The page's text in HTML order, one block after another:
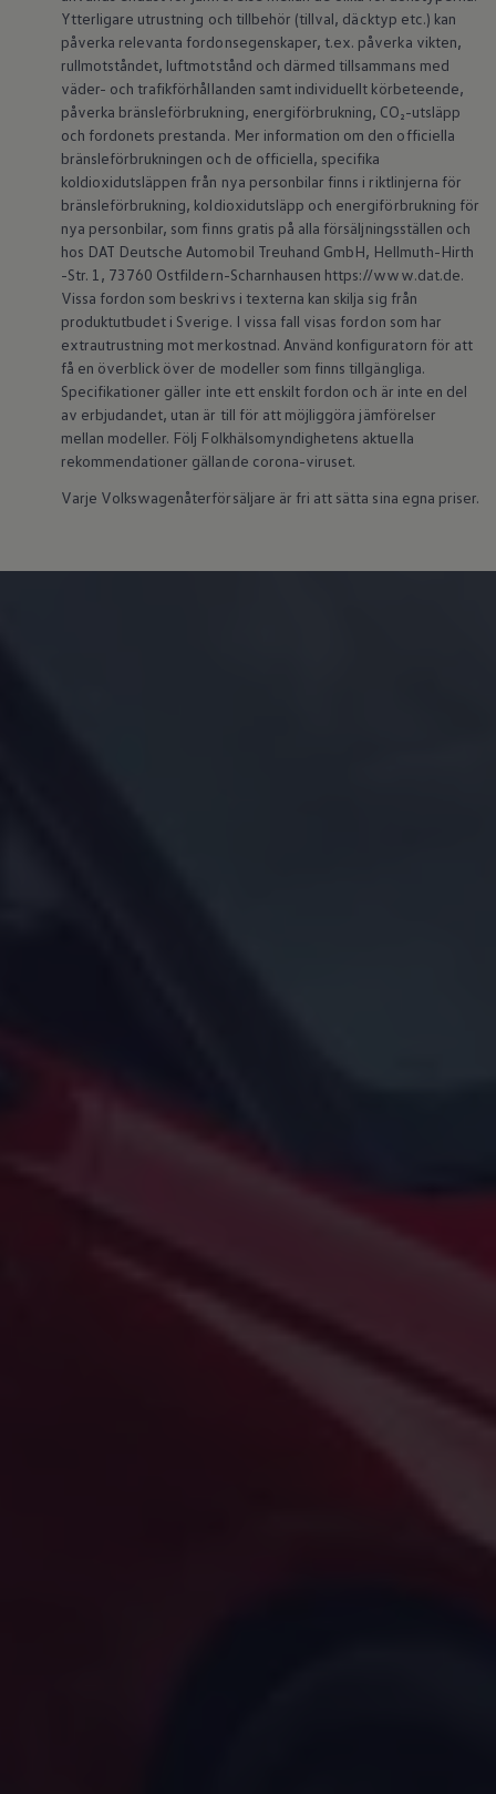
Business Lease
Företagsleasing
Personalbil
Bonus malus
TCO - Total ägandekostnad
Ordlista
Fleet Interface Data
Millån
Köpa
Bygg din bil
Erbjudanden
Boka provkörning
Vilken Volkswagen passar dig?
Offertförfrågan
Hitta din återförsäljare
Köp tillbehör
Finansiering
Privatleasing Online
Privatleasing Online
Finansiering
Leasing
Lån
Serviceavtal & Försäkring
Volkswagen försäkring
Ytterligare utrustning och tillbehör (tillval, däcktyp etc.) kan
påverka relevanta fordonsegenskaper, t.ex. påverka vikten,
rullmotståndet, luftmotstånd och därmed tillsammans med
väder- och trafikförhållanden samt individuellt körbeteende,
påverka bränsleförbrukning, energiförbrukning, CO₂-utsläpp
och fordonets prestanda. Mer information om den officiella
bränsleförbrukningen och de officiella, specifika
koldioxidutsläppen från nya personbilar finns i riktlinjerna för
bränsleförbrukning, koldioxidutsläpp och energiförbrukning för
nya personbilar, som finns gratis på alla försäljningsställen och
hos DAT Deutsche Automobil Treuhand GmbH, Hellmuth-Hirth
-Str. 1, 73760 Ostfildern-Scharnhausen https://www.dat.de.
Vissa fordon som beskrivs i texterna kan skilja sig från
produktutbudet i Sverige. I vissa fall visas fordon som har
extrautrustning mot merkostnad. Använd konfiguratorn för att
få en överblick över de modeller som finns tillgängliga.
Specifikationer gäller inte ett enskilt fordon och är inte en del
av erbjudandet, utan är till för att möjliggöra jämförelser
mellan modeller. Följ Folkhälsomyndighetens aktuella
rekommendationer gällande corona-viruset.
Varje Volkswagenåterförsäljare är fri att sätta sina egna priser.